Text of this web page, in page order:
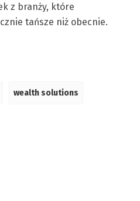
z branży, które
tańsze niż obecnie.
wealth solutions